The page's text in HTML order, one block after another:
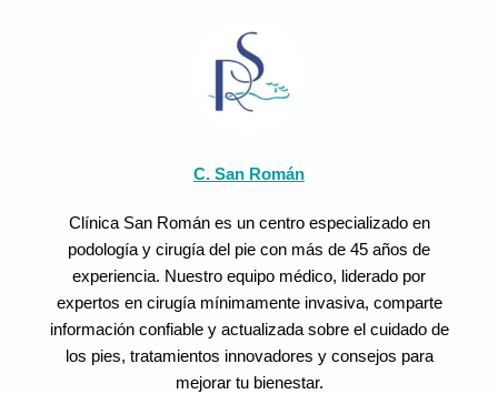
C. San Román
Clínica San Román es un centro especializado en
podología y cirugía del pie con más de 45 años de
experiencia. Nuestro equipo médico, liderado por
expertos en cirugía mínimamente invasiva, comparte
información confiable y actualizada sobre el cuidado de
los pies, tratamientos innovadores y consejos para
mejorar tu bienestar.